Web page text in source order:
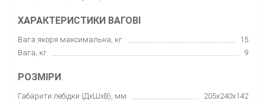
ХАРАКТЕРИСТИКИ ВАГОВІ
Вага якоря максимальна, кг
15
Вага, кг
9
РОЗМІРИ
Габарити лебідки (ДхШхВ), мм
205x240x142